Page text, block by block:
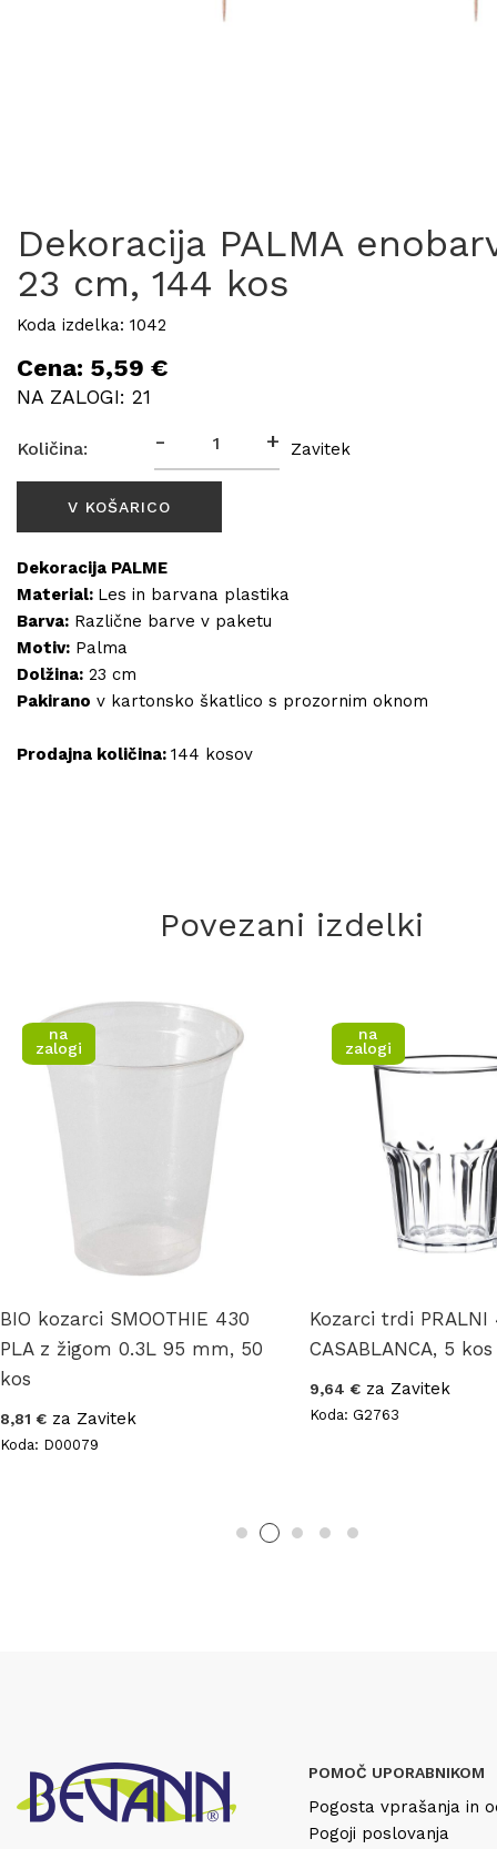
Dekoracija PALMA
23 cm, 144 kos
Koda izdelka: 1042
Cena: 5,59 €
NA ZALOGI: 21
Količina: - + Zavitek
Dekoracija PALME
Material: Les in barvana plastika
Barva: Različne barve v paketu
Motiv: Palma
Dolžina: 23 cm
Pakirano v kartonsko škatlico s prozornim oknom
Prodajna količina: 144 kosov
Povezani izdelki
na
zalogi
BIO kozarci SMOOTHIE 430
PLA z žigom 0.3L 95 mm, 50
kos
8,81 € za Zavitek
Koda: D00079
na
zalogi
Kozarci trdi
CASABLANCA, 5 kos
9,64 € za Zavitek
Koda: G2763
POMOČ UPORABNIKOM
Pogosta vprašanja in
Pogoji poslovanja